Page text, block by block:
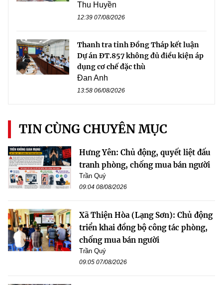
Thu Huyền
12:39 07/08/2026
Thanh tra tỉnh Đồng Tháp kết luận
Dự án ĐT.857 không đủ điều kiện áp
dụng cơ chế đặc thù
Đan Anh
13:58 06/08/2026
TIN CÙNG CHUYÊN MỤC
Hưng Yên: Chủ động, quyết liệt đấu
tranh phòng, chống mua bán người
Trần Quý
09:04 08/08/2026
Xã Thiện Hòa (Lạng Sơn): Chủ động
triển khai đồng bộ công tác phòng,
chống mua bán người
Trần Quý
09:05 07/08/2026